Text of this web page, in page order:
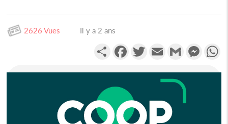
2626 Vues Il y a 2 ans
PartagerFacebookTwitterEmail Gmail